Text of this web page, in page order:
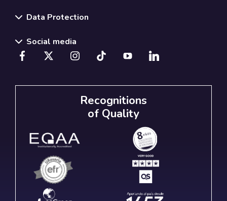
Data Protection
Social media
Recognitions
of Quality